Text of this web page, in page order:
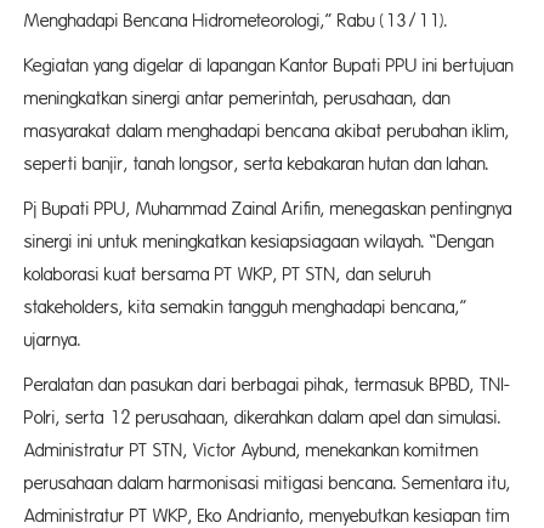
Menghadapi Bencana Hidrometeorologi,” Rabu (13/11).
Kegiatan yang digelar di lapangan Kantor Bupati PPU ini bertujuan
meningkatkan sinergi antar pemerintah, perusahaan, dan
masyarakat dalam menghadapi bencana akibat perubahan iklim,
seperti banjir, tanah longsor, serta kebakaran hutan dan lahan.
Pj Bupati PPU, Muhammad Zainal Arifin, menegaskan pentingnya
sinergi ini untuk meningkatkan kesiapsiagaan wilayah. “Dengan
kolaborasi kuat bersama PT WKP, PT STN, dan seluruh
stakeholders, kita semakin tangguh menghadapi bencana,”
ujarnya.
Peralatan dan pasukan dari berbagai pihak, termasuk BPBD, TNI-
Polri, serta 12 perusahaan, dikerahkan dalam apel dan simulasi.
Administratur PT STN, Victor Aybund, menekankan komitmen
perusahaan dalam harmonisasi mitigasi bencana. Sementara itu,
Administratur PT WKP, Eko Andrianto, menyebutkan kesiapan tim